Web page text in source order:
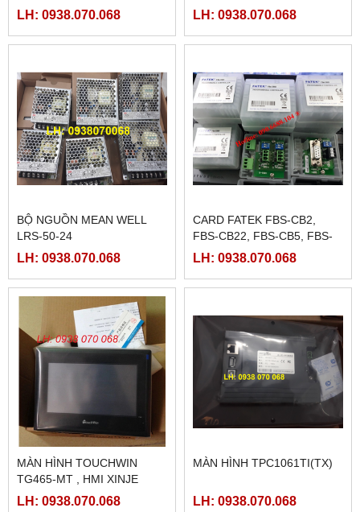
LH: 0938.070.068 LH: 0938.070.068
BỘ NGUỒN MEAN WELL
LRS-50-24
LH: 0938.070.068
CARD FATEK FBS-CB2,
FBS-CB22, FBS-CB5, FBS-
CB25, FBS-CB55
LH: 0938.070.068
MÀN HÌNH TOUCHWIN
TG465-MT , HMI XINJE
TG465-MT
LH: 0938.070.068
MÀN HÌNH TPC1061TI(TX)
LH: 0938.070.068